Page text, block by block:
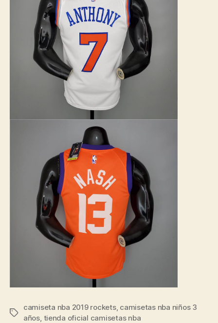
Etiquetas
camiseta nba 2019 rockets, camisetas nba niños 3
años, tienda oficial camisetas nba